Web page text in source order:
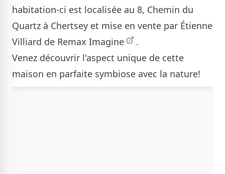
habitation-ci est localisée au 8, Chemin du
Quartz à Chertsey et mise en vente par Étienne
Villiard de Remax Imagine
.
Venez découvrir l'aspect unique de cette
maison en parfaite symbiose avec la nature!